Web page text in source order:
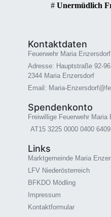
# Unermüdlich
Kontaktdaten
Feuerwehr Maria Enzersdorf
Adresse: Hauptstraße 92-96
2344 Maria Enzersdorf
Email: Maria-
Spendenkonto
Freiwillige Feuerwehr Maria
AT15 3225 0000 0400 6409
Links
Marktgemeinde Maria
LFV Niederösterreich
BFKDO Mödling
Impressum
Kontaktformular